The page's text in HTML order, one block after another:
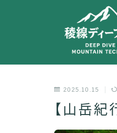
2025.10.15
【山岳